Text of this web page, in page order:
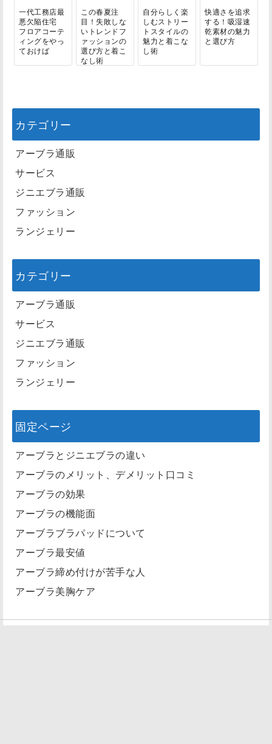
一代工務店最
悪欠陥住宅
フロアコーテ
ィングをやっ
ておけば
この春夏注
目！失敗しな
いトレンドフ
ァッションの
選び方と着こ
なし術
自分らしく楽
しむストリー
トスタイルの
魅力と着こな
し術
快適さを追求
する！吸湿速
乾素材の魅力
と選び方
カテゴリー
アーブラ通販
サービス
ジニエブラ通販
ファッション
ランジェリー
カテゴリー
アーブラ通販
サービス
ジニエブラ通販
ファッション
ランジェリー
固定ページ
アーブラとジニエブラの違い
アーブラのメリット、デメリット口コミ
アーブラの効果
アーブラの機能面
アーブラブラパッドについて
アーブラ最安値
アーブラ締め付けが苦手な人
アーブラ美胸ケア